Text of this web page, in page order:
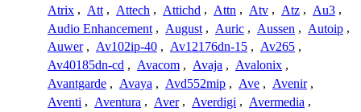
Atrix , Att , Attech , Attichd , Attn , Atv , Atz , Au3 ,
Audio Enhancement , August , Auric , Aussen , Autoip ,
Auwer , Av102ip-40 , Av12176dn-15 , Av265 ,
Av40185dn-cd , Avacom , Avaja , Avalonix ,
Avantgarde , Avaya , Avd552mip , Ave , Avenir ,
Aventi , Aventura , Aver , Averdigi , Avermedia ,